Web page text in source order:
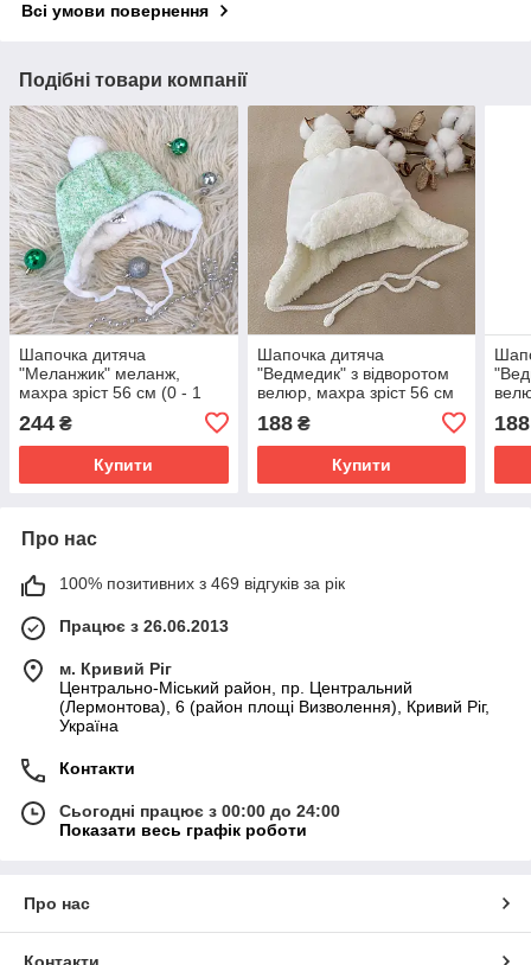
Всі умови повернення
Подібні товари компанії
Шапочка дитяча
"Меланжик" меланж,
махра зріст 56 см (0 - 1
244 ₴
Купити
Шапочка дитяча
"Ведмедик" з відворотом
велюр, махра зріст 56 см
Молочний
188₴
Купити
188
Про нас
100% позитивних з 469 відгуків за рік
Працює з 26.06.2013
м. Кривий Ріг
Центрально-Міський район, пр. Центральний
(Лермонтова), 6 (район площі Визволення), Кривий Ріг,
Україна
Контакти
Сьогодні працює з 00:00 до 24:00
Показати весь графік роботи
Про нас